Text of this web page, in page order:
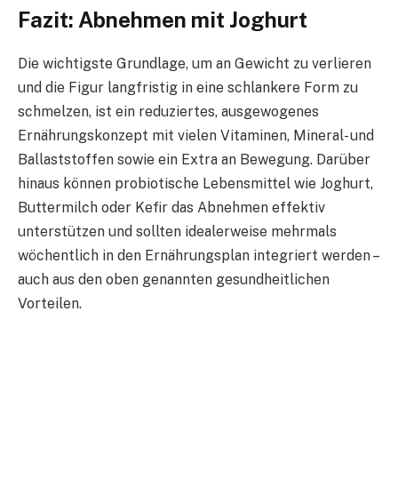
Fazit: Abnehmen mit Joghurt
Die wichtigste Grundlage, um an Gewicht zu verlieren
und die Figur langfristig in eine schlankere Form zu
schmelzen, ist ein reduziertes, ausgewogenes
Ernährungskonzept mit vielen Vitaminen, Mineral- und
Ballaststoffen sowie ein Extra an Bewegung. Darüber
hinaus können probiotische Lebensmittel wie Joghurt,
Buttermilch oder Kefir das Abnehmen effektiv
unterstützen und sollten idealerweise mehrmals
wöchentlich in den Ernährungsplan integriert werden –
auch aus den oben genannten gesundheitlichen
Vorteilen.